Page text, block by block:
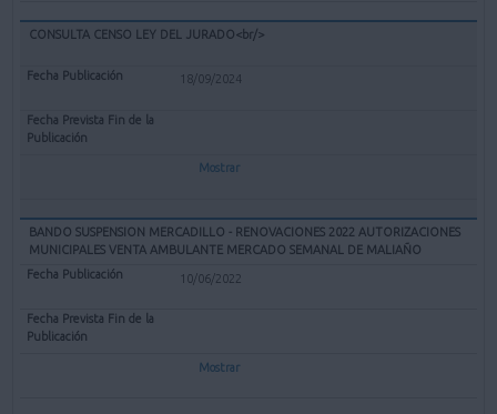
CONSULTA CENSO LEY DEL JURADO<br/>
18/09/2024
Mostrar
BANDO SUSPENSION MERCADILLO - RENOVACIONES 2022 AUTORIZACIONES
MUNICIPALES VENTA AMBULANTE MERCADO SEMANAL DE MALIAÑO
10/06/2022
Mostrar